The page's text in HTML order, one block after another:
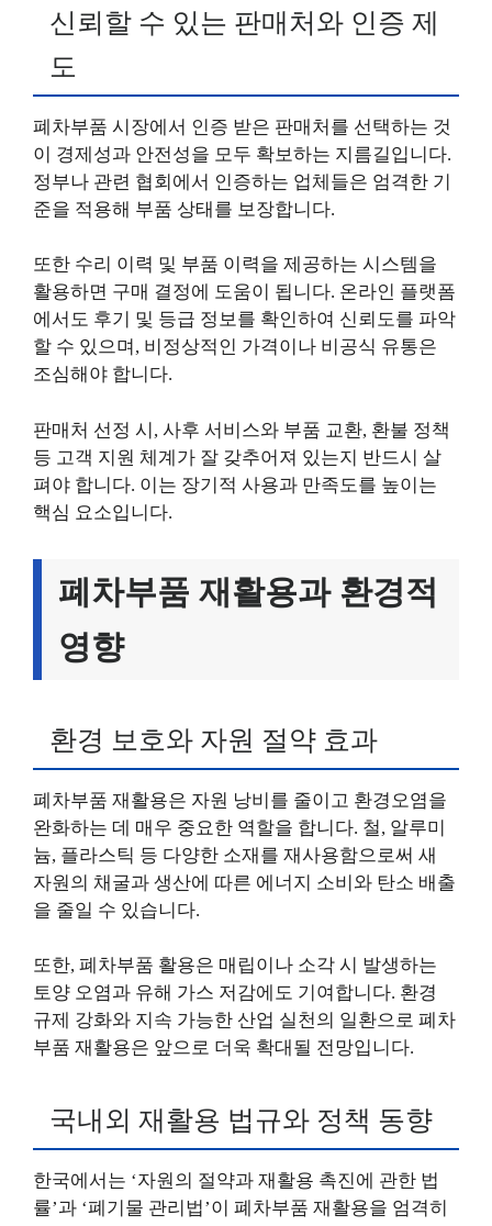
신뢰할 수 있는 판매처와 인증 제
도
폐차부품 시장에서 인증 받은 판매처를 선택하는 것
이 경제성과 안전성을 모두 확보하는 지름길입니다.
정부나 관련 협회에서 인증하는 업체들은 엄격한 기
준을 적용해 부품 상태를 보장합니다.
또한 수리 이력 및 부품 이력을 제공하는 시스템을
활용하면 구매 결정에 도움이 됩니다. 온라인 플랫폼
에서도 후기 및 등급 정보를 확인하여 신뢰도를 파악
할 수 있으며, 비정상적인 가격이나 비공식 유통은
조심해야 합니다.
판매처 선정 시, 사후 서비스와 부품 교환, 환불 정책
등 고객 지원 체계가 잘 갖추어져 있는지 반드시 살
펴야 합니다. 이는 장기적 사용과 만족도를 높이는
핵심 요소입니다.
폐차부품 재활용과 환경적
영향
환경 보호와 자원 절약 효과
폐차부품 재활용은 자원 낭비를 줄이고 환경오염을
완화하는 데 매우 중요한 역할을 합니다. 철, 알루미
늄, 플라스틱 등 다양한 소재를 재사용함으로써 새
자원의 채굴과 생산에 따른 에너지 소비와 탄소 배출
을 줄일 수 있습니다.
또한, 폐차부품 활용은 매립이나 소각 시 발생하는
토양 오염과 유해 가스 저감에도 기여합니다. 환경
규제 강화와 지속 가능한 산업 실천의 일환으로 폐차
부품 재활용은 앞으로 더욱 확대될 전망입니다.
국내외 재활용 법규와 정책 동향
한국에서는 ‘자원의 절약과 재활용 촉진에 관한 법
률’과 ‘폐기물 관리법’이 폐차부품 재활용을 엄격히